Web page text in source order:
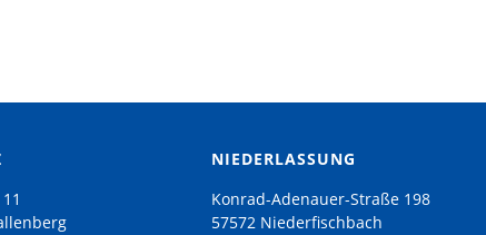
NIEDERLASSUNG
Konrad-Adenauer-Straße 198
57572 Niederfischbach